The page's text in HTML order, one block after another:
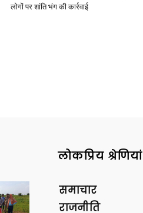
लोगों पर शांति भंग की कार्रवाई
लोकप्रिय श्रेणियां
समाचार
राजनीति